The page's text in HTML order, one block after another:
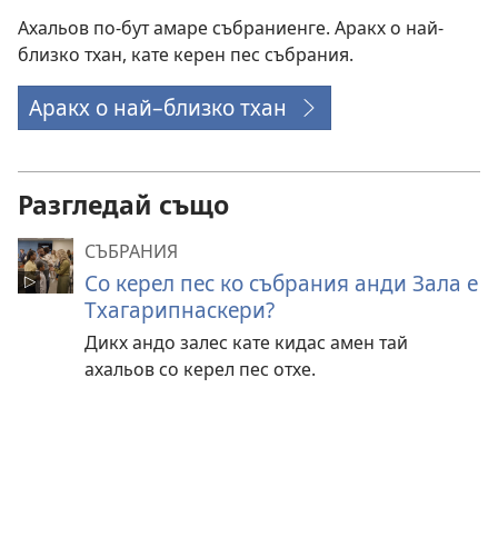
Ахальов по-бут амаре събраниенге. Аракх о най-
близко тхан, кате керен пес събрания.
Аракх о най–близко тхан
(отваря
прозорец)
Разгледай също
СЪБРАНИЯ
Со керел пес ко събрания анди Зала е
Тхагарипнаскери?
Дикх андо залес кате кидас амен тай
ахальов со керел пес отхе.